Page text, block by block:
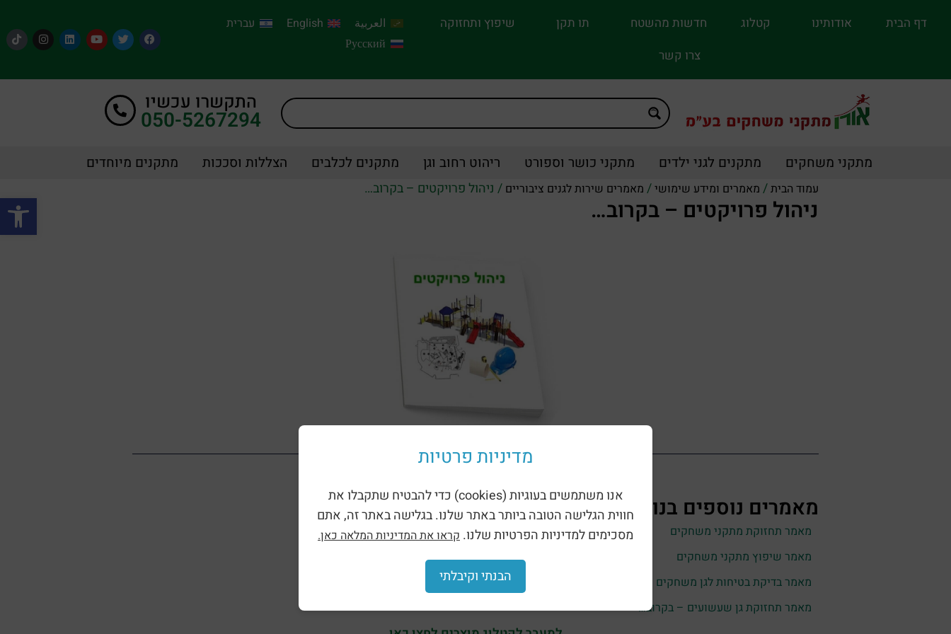
פתח
דף הבית אודותינו קטלוג חדשות מהשטח תו תקן
שיפוץ ותחזוקה
צרו קשר
العربية English
עברית
Русский
התקשרו עכשיו
050-5267294
מתקני משחקים מתקנים לגני ילדים מתקני כושר וספורט ריהוט רחוב וגן מתקנים לכלבים הצללות וסככות מתקנים מיוחדים
עמוד הבית/ מאמרים ומידע שימושי/ מאמרים שירות לגנים ציבוריים / ניהול פרויקטים – בקרוב…
ניהול פרויקטים – בקרוב…
מאמרים נוספים
מאמרים נוספים בנושאמאמרים שירות לגנים ציבוריים:
מאמר תחזוקת מתקני משחקים
מאמר שיפוץ מתקני משחקים
מאמר בדיקת בטיחות לגן משחקים
מאמר תחזוקת גן שעשועים – בקרוב…
מדיניות פרטיות
אנו משתמשים בעוגיות (cookies) כדי להבטיח שתקבלו את
חווית הגלישה הטובה ביותר באתר שלנו. בגלישה באתר זה, אתם
מסכימים למדיניות הפרטיות שלנו. קראו את המדיניות המלאה כאן.
הבנתי וקיבלתי